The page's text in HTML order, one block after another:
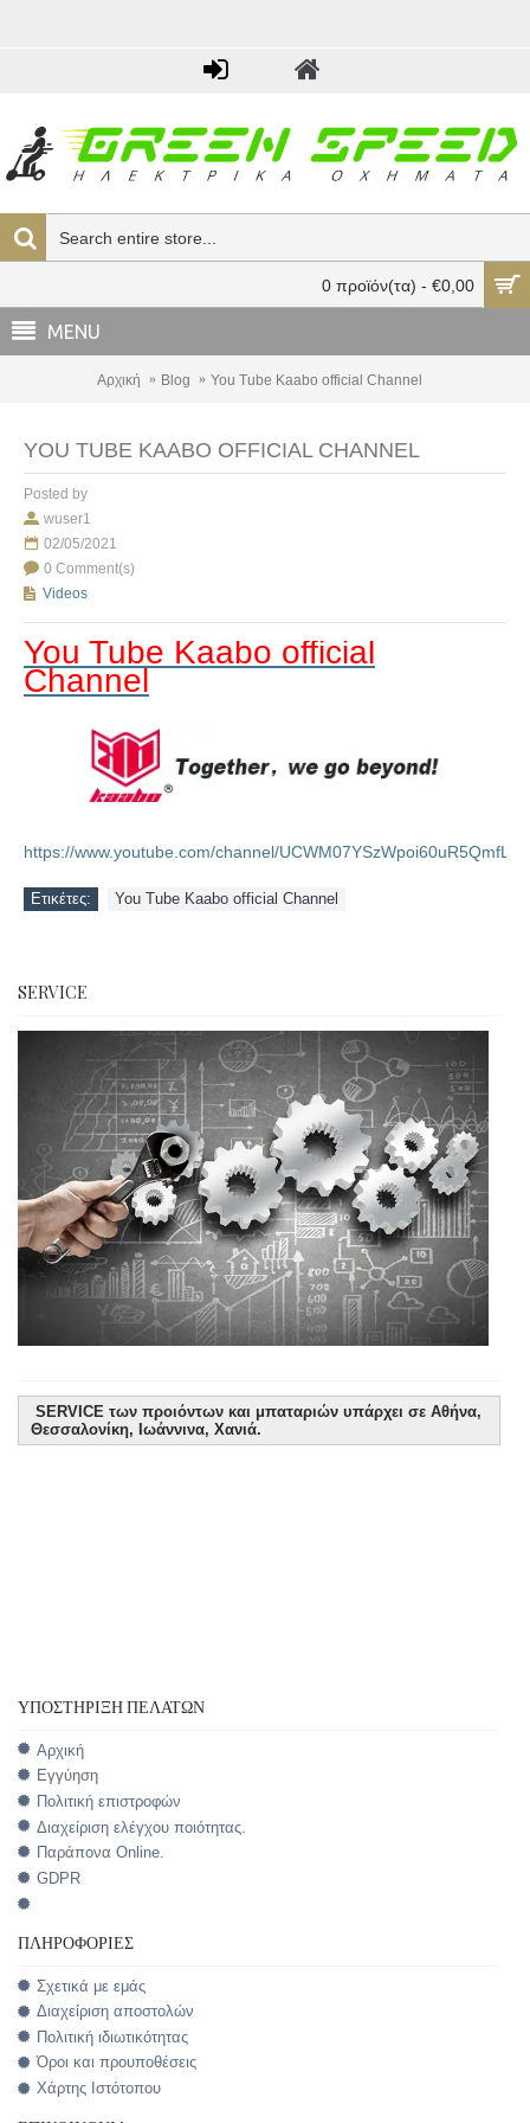
0 προϊόν(τα) - €0,00
MENU
Αρχική Blog You Tube Kaabo official Channel
YOU TUBE KAABO OFFICIAL CHANNEL
Posted by
wuser1
02/05/2021
0 Comment(s)
Videos
You Tube Kaabo official
Channel
https://www.youtube.com/channel/
Ετικέτες: You Tube Kaabo official Channel
SERVICE
SERVICE των προιόντων και μπαταριών υπάρχει σε Αθήνα,
Θεσσαλονίκη, Ιωάννινα, Χανιά.
ΥΠΟΣΤΉΡΙΞΗ ΠΕΛΑΤΏΝ
Αρχική
Εγγύηση
Πολιτική επιστροφών
Διαχείριση ελέγχου ποιότητας.
Παράπονα Online.
GDPR
ΠΛΗΡΟΦΟΡΊΕΣ
Σχετικά με εμάς
Διαχείριση αποστολών
Πολιτική ιδιωτικότητας
Όροι και προυποθέσεις
Χάρτης Ιστότοπου